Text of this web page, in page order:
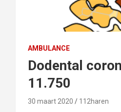
AMBULANCE
Dodental
11.750
30 maart 2020 112haren